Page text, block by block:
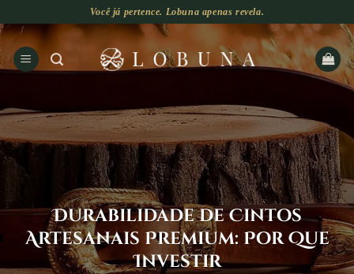
to
content
Você já pertence. Lobuna apenas revela.
Durabilidade de Cintos
Artesanais Premium: Por Que
Investir